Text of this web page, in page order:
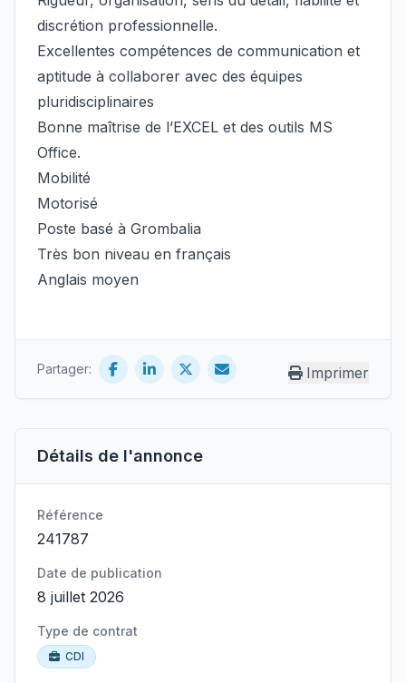
Détails de l'annonce
Référence
241787
Date de publication
8 juillet 2026
Type de contrat
CDI
discrétion professionnelle.
Excellentes compétences de communication et
aptitude à collaborer avec des équipes
pluridisciplinaires
Bonne maîtrise de l’EXCEL et des outils MS
Office.
Mobilité
Motorisé
Poste basé à Grombalia
Très bon niveau en français
Anglais moyen
Partager: Imprimer